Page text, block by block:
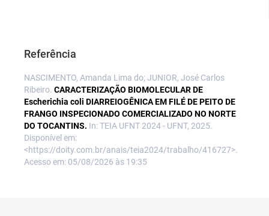
Referência
NASCIMENTO, Amanda Lima do; JUNIOR, José Carlos
Ribeiro. CARACTERIZAÇÃO BIOMOLECULAR DE
Escherichia coli DIARREIOGÊNICA EM FILÉ DE PEITO DE
FRANGO INSPECIONADO COMERCIALIZADO NO NORTE
DO TOCANTINS. In: TEIA UFNT 2024 - UFNT, 2025.
Disponível em:
<https://doity.com.br/anais/teia2024/trabalho/416727>.
Acesso em: 05/08/2026 às 19:35